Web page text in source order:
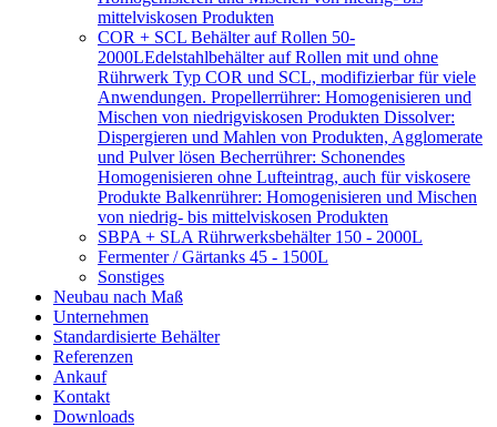
mittelviskosen Produkten
COR + SCL Behälter auf Rollen 50-
2000LEdelstahlbehälter auf Rollen mit und ohne
Rührwerk Typ COR und SCL, modifizierbar für viele
Anwendungen. Propellerrührer: Homogenisieren und
Mischen von niedrigviskosen Produkten Dissolver:
Dispergieren und Mahlen von Produkten, Agglomerate
und Pulver lösen Becherrührer: Schonendes
Homogenisieren ohne Lufteintrag, auch für viskosere
Produkte Balkenrührer: Homogenisieren und Mischen
von niedrig- bis mittelviskosen Produkten
SBPA + SLA Rührwerksbehälter 150 - 2000L
Fermenter / Gärtanks 45 - 1500L
Sonstiges
Neubau nach Maß
Unternehmen
Standardisierte Behälter
Referenzen
Ankauf
Kontakt
Downloads